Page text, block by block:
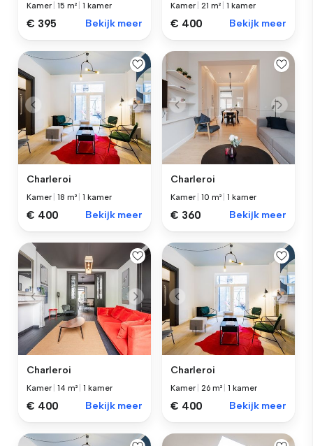
Kamer |15 m² |1 kamer
€ 395 Bekijk meer
Kamer |21 m² |1 kamer
€ 400 Bekijk meer
Charleroi
Kamer |18 m² |1 kamer
€ 400 Bekijk meer
Charleroi
Kamer |10 m² |1 kamer
€ 360 Bekijk meer
Charleroi
Kamer |14 m² |1 kamer
€ 400 Bekijk meer
Charleroi
Kamer |26 m² |1 kamer
€ 400 Bekijk meer